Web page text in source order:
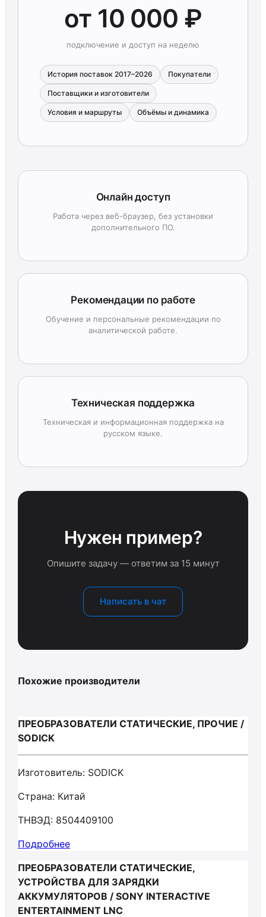
от 10 000 ₽
подключение и доступ на неделю
История поставок 2017–2026 Покупатели
Поставщики и изготовители
Условия и маршруты Объёмы и динамика
Онлайн доступ
Работа через веб-браузер, без установки
дополнительного ПО.
Рекомендации по работе
Обучение и персональные рекомендации по
аналитической работе.
Техническая поддержка
Техническая и информационная поддержка на
русском языке.
Нужен пример?
Опишите задачу — ответим за 15 минут
Написать в чат
Похожие производители
ПРЕОБРАЗОВАТЕЛИ СТАТИЧЕСКИЕ, ПРОЧИЕ /
SODICK
Изготовитель: SODICK
Страна: Китай
ТНВЭД: 8504409100
Подробнее
ПРЕОБРАЗОВАТЕЛИ СТАТИЧЕСКИЕ,
УСТРОЙСТВА ДЛЯ ЗАРЯДКИ
АККУМУЛЯТОРОВ / SONY INTERACTIVE
ENTERTAINMENT LNC